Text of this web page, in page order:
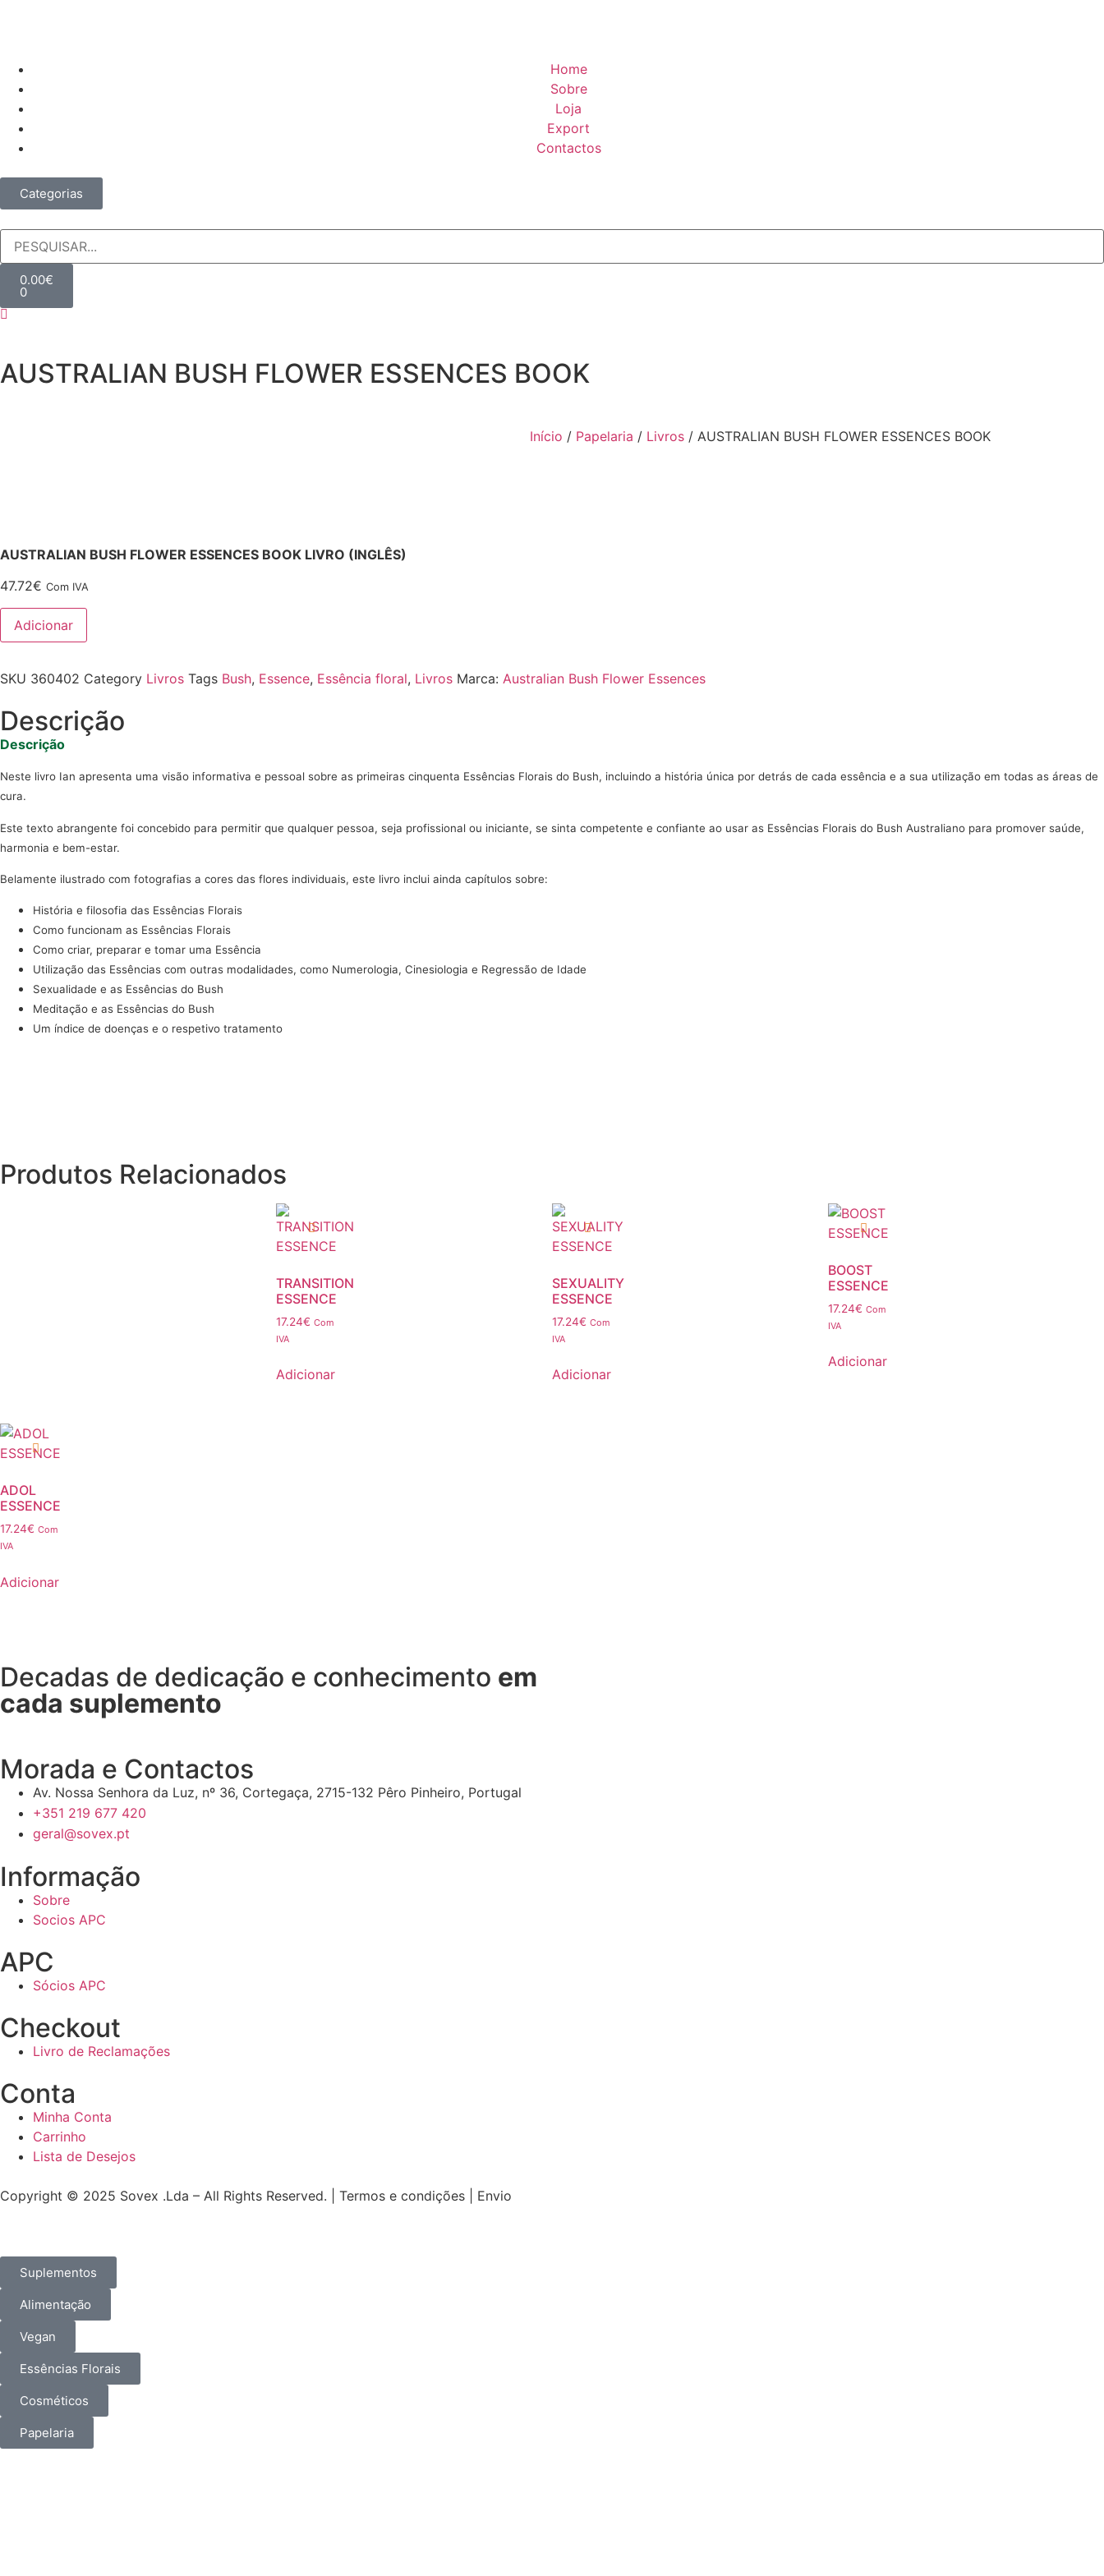
Home
Sobre
Loja
Export
Contactos
Categorias
0.00€
0
AUSTRALIAN BUSH FLOWER ESSENCES BOOK
Início / Papelaria / Livros / AUSTRALIAN BUSH FLOWER ESSENCES BOOK
AUSTRALIAN BUSH FLOWER ESSENCES BOOK LIVRO (INGLÊS)
47.72€ Com IVA
Adicionar
SKU 360402 Category Livros Tags Bush, Essence, Essência floral, Livros Marca: Australian Bush Flower Essences
Descrição
Descrição
Neste livro Ian apresenta uma visão informativa e pessoal sobre as primeiras cinquenta Essências Florais do Bush, incluindo a história única por detrás de cada essência e a sua utilização em todas as áreas de
cura.
Este texto abrangente foi concebido para permitir que qualquer pessoa, seja profissional ou iniciante, se sinta competente e confiante ao usar as Essências Florais do Bush Australiano para promover saúde,
harmonia e bem-estar.
Belamente ilustrado com fotografias a cores das flores individuais, este livro inclui ainda capítulos sobre:
História e filosofia das Essências Florais
Como funcionam as Essências Florais
Como criar, preparar e tomar uma Essência
Utilização das Essências com outras modalidades, como Numerologia, Cinesiologia e Regressão de Idade
Sexualidade e as Essências do Bush
Meditação e as Essências do Bush
Um índice de doenças e o respetivo tratamento
Produtos Relacionados
TRANSITION
ESSENCE
17.24€ Com
IVA
Adicionar
SEXUALITY
ESSENCE
17.24€ Com
IVA
Adicionar
BOOST
ESSENCE
17.24€ Com
IVA
Adicionar
ADOL
ESSENCE
17.24€ Com
IVA
Adicionar
Decadas de dedicação e conhecimento em
cada suplemento
Morada e Contactos
Av. Nossa Senhora da Luz, nº 36, Cortegaça, 2715-132 Pêro Pinheiro, Portugal
+351 219 677 420
geral@sovex.pt
Informação
Sobre
Socios APC
APC
Sócios APC
Checkout
Livro de Reclamações
Conta
Minha Conta
Carrinho
Lista de Desejos
Copyright © 2025 Sovex .Lda – All Rights Reserved. | Termos e condições | Envio
Suplementos
Alimentação
Vegan
Essências Florais
Cosméticos
Papelaria